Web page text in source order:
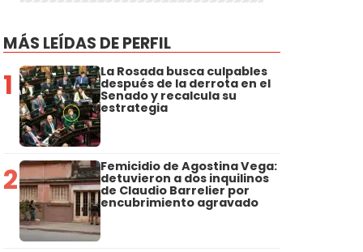
MÁS LEÍDAS DE PERFIL
1 La Rosada busca culpables
después de la derrota en el
Senado y recalcula su
estrategia
2 Femicidio de Agostina Vega:
detuvieron a dos inquilinos
de Claudio Barrelier por
encubrimiento agravado